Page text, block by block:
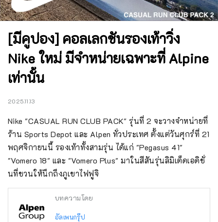
[มีคูปอง] คอลเลกชันรองเท้าวิ่ง
Nike ใหม่ มีจำหน่ายเฉพาะที่ Alpine
เท่านั้น
2025.11.13
Nike "CASUAL RUN CLUB PACK" รุ่นที่ 2 จะวางจำหน่ายที่
ร้าน Sports Depot และ Alpen ทั่วประเทศ ตั้งแต่วันศุกร์ที่ 21
พฤศจิกายนนี้ รองเท้าทั้งสามรุ่น ได้แก่ "Pegasus 41"
"Vomero 18" และ "Vomero Plus" มาในสีสันรุ่นลิมิเต็ดเอดิชั่
นที่ชวนให้นึกถึงภูเขาไฟฟูจิ
บทความโดย
อัลเพนกรุ๊ป